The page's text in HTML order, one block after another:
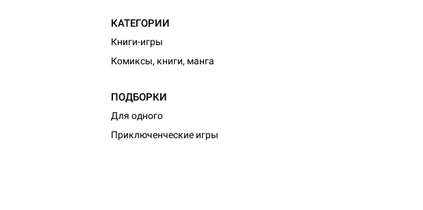
КАТЕГОРИИ
Книги-игры
Комиксы, книги, манга
ПОДБОРКИ
Для одного
Приключенческие игры
игра Hobby World Журнал
фантастики. Спецвыпуск: Братья